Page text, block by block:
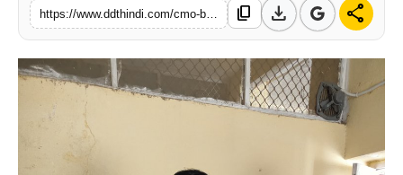
राजनीति
मनोरंजन
व्यापार
content_copy download share